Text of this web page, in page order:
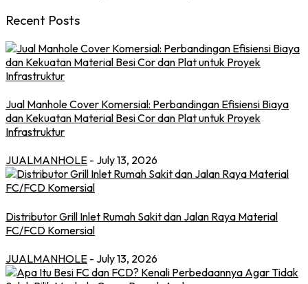
Recent Posts
Jual Manhole Cover Komersial: Perbandingan Efisiensi Biaya
dan Kekuatan Material Besi Cor dan Plat untuk Proyek
Infrastruktur
JUALMANHOLE - July 13, 2026
Distributor Grill Inlet Rumah Sakit dan Jalan Raya Material
FC/FCD Komersial
JUALMANHOLE - July 13, 2026